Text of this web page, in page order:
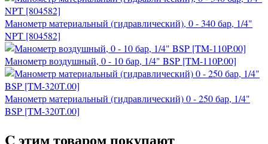
Манометр материальный (гидравлический), 0 - 340 бар, 1/4"
NPT [804582]
Манометр воздушный, 0 - 10 бар, 1/4" BSP [TM-110P.00]
Манометр материальный (гидравлический) 0 - 250 бар, 1/4"
BSP [TM-320T.00]
C этим товаром покупают